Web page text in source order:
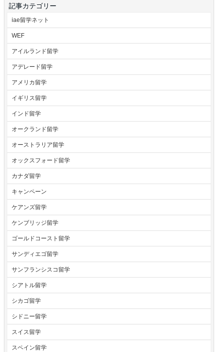
記事カテゴリー
iae留学ネット
WEF
アイルランド留学
アデレード留学
アメリカ留学
イギリス留学
インド留学
オークランド留学
オーストラリア留学
オックスフォード留学
カナダ留学
キャンペーン
ケアンズ留学
ケンブリッジ留学
ゴールドコースト留学
サンディエゴ留学
サンフランシスコ留学
シアトル留学
シカゴ留学
シドニー留学
スイス留学
スペイン留学